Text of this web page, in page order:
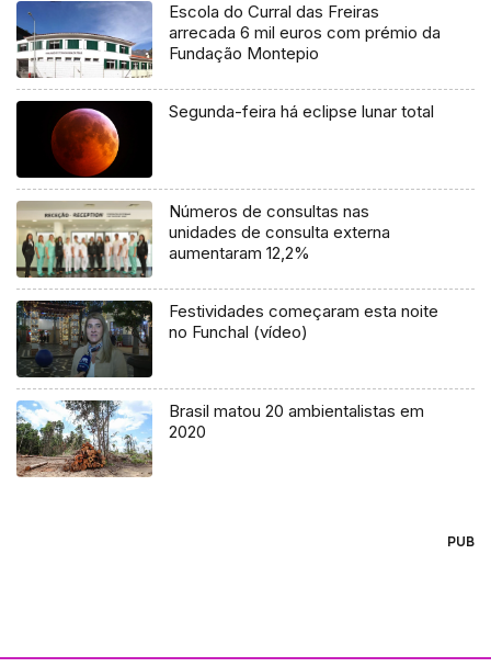
Escola do Curral das Freiras
arrecada 6 mil euros com prémio da
Fundação Montepio
Segunda-feira há eclipse lunar total
Números de consultas nas
unidades de consulta externa
aumentaram 12,2%
Festividades começaram esta noite
no Funchal (vídeo)
Brasil matou 20 ambientalistas em
2020
PUB